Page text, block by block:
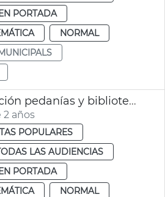
PORTADA
NORMAL
JGL Programación pedanías y bibliotecas
años
POPULARES
LAS AUDIENCIAS
PORTADA
NORMAL